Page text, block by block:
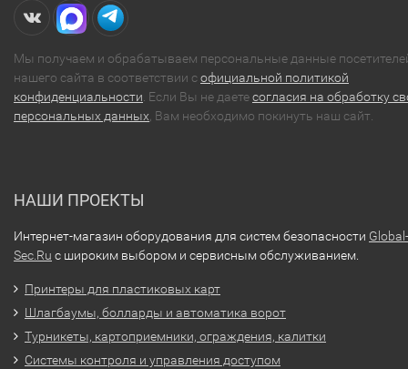
Мы получаем и обрабатываем персональные данные
нашего сайта в соответствии софициальной политикой
конфиденциальности . Если Вы не даетесогласия на обработку
персональных данных , Вам необходимо покинуть наш сайт.
НАШИ ПРОЕКТЫ
Интернет-магазин оборудования для систем безопасности Global-
Sec.Ru с широким выбором и сервисным обслуживанием.
Принтеры для пластиковых карт
Шлагбаумы, болларды и автоматика ворот
Турникеты, картоприемники, ограждения, калитки
Системы контроля и управления доступом